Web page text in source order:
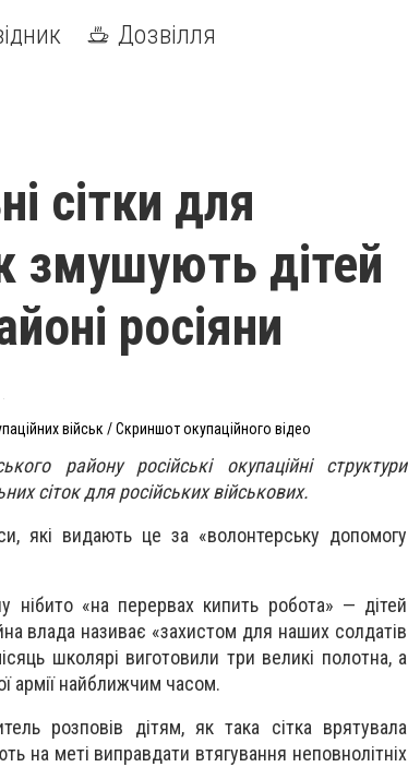
Дозвілля
сітки для
змушують дітей
росіяни
військ / Скриншот окупаційного відео
району російські окупаційні структури
сіток для російських військових.
які видають це за «волонтерську допомогу
нібито «на перервах кипить робота» — дітей
влада називає «захистом для наших солдатів
школярі виготовили три великі полотна, а
армії найближчим часом.
розповів дітям, як така сітка врятувала
на меті виправдати втягування неповнолітніх